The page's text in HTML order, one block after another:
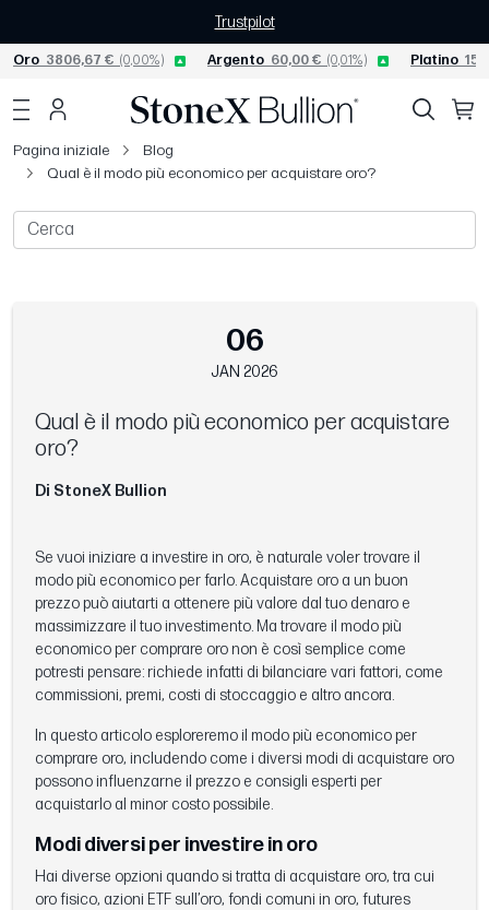
Trustpilot
Oro 3806,67 € (0,00%) Argento 60,00 € (0,01%) Platino
Pagina iniziale
Blog
Qual è il modo più economico per acquistare oro?
06
JAN 2026
Qual è il modo più economico per acquistare
oro?
Di StoneX Bullion
Se vuoi iniziare a investire in oro, è naturale voler trovare il
modo più economico per farlo. Acquistare oro a un buon
prezzo può aiutarti a ottenere più valore dal tuo denaro e
massimizzare il tuo investimento. Ma trovare il modo più
economico per comprare oro non è così semplice come
potresti pensare: richiede infatti di bilanciare vari fattori, come
commissioni, premi, costi di stoccaggio e altro ancora.
In questo articolo esploreremo il modo più economico per
comprare oro, includendo come i diversi modi di acquistare oro
possono influenzarne il prezzo e consigli esperti per
acquistarlo al minor costo possibile.
Modi diversi per investire in oro
Hai diverse opzioni quando si tratta di acquistare oro, tra cui
oro fisico, azioni ETF sull’oro, fondi comuni in oro, futures